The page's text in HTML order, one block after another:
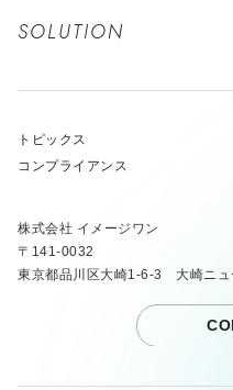
SOLUTION
トピックス
コンプライアンス
株式会社 イメージワン
〒141-0032
東京都品川区大崎1-6-3 大崎ニ